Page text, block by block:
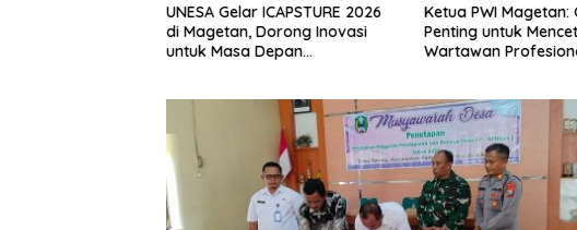
UNESA Gelar ICAPSTURE 2026
di Magetan, Dorong Inovasi
untuk Masa Depan
Ketua PWI Magetan:
Penting untuk
Wartawan